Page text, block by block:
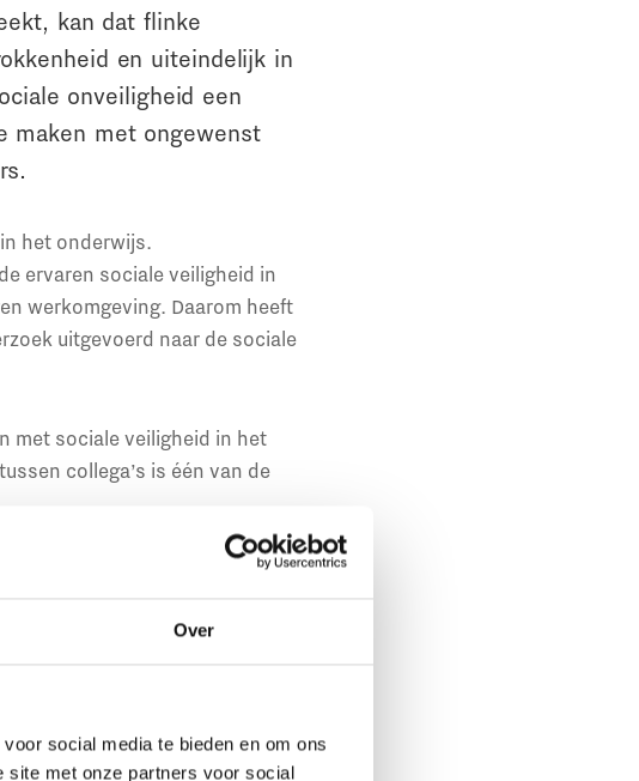
Over
social media te bieden en om ons
site met onze partners voor social
kan dat flinke
en uiteindelijk in
onveiligheid een
maken met ongewenst
het onderwijs.
ervaren sociale veiligheid in
werkomgeving. Daarom heeft
uitgevoerd naar de sociale
met sociale veiligheid in het
collega’s is één van de
in te zetten op die
hebben allemaal invloed